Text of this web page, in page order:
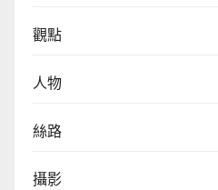
觀點
人物
絲路
攝影